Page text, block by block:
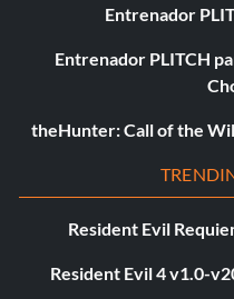
Entrenador
Entrenador PLITCH
theHunter: Call of the
Resident Evil
Resident Evil 4 v1.0-